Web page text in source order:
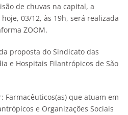
de chuvas na capital, a
03/12, às 19h, será realizada
ZOOM.
proposta do Sindicato das
e Hospitais Filantrópicos de São
: Farmacêuticos(as) que atuam em
e Organizações Sociais